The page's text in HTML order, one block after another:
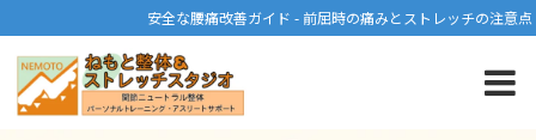
安全な腰痛改善ガイド - 前屈時の痛みとストレッチの注意点